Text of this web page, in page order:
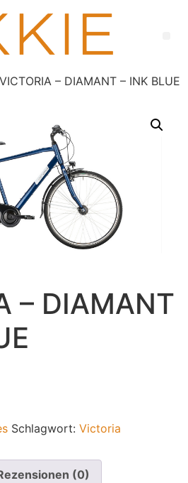
– DIAMANT – INK BLUE
– DIAMANT
Schlagwort: Victoria
(0)